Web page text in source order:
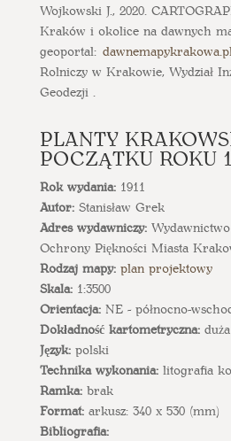
Wojkowski J., 2020.
Kraków i okolice na dawnych
geoportal:
Rolniczy w Krakowie, Wydział
Geodezji .
PLANTY
POCZĄTKU ROKU
Rok wydania:1911
Autor:Stanisław Grek
Adres wydawniczy:
Ochrony Piękności Miasta
Rodzaj mapy: plan projektowy
Skala:1:3500
Orientacja:NE - północno-
Dokładność kartometryczna:duża
Język:polski
Technika wykonania:litografia
Ramka:brak
Format:arkusz: 340 x 530 (mm)
Bibliografia: